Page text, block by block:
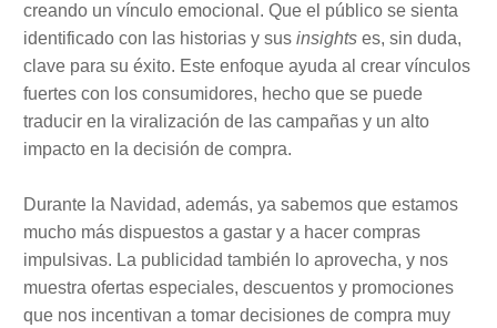
creando un vínculo emocional. Que el público se sienta
identificado con las historias y sus insights es, sin duda,
clave para su éxito. Este enfoque ayuda al crear vínculos
fuertes con los consumidores, hecho que se puede
traducir en la viralización de las campañas y un alto
impacto en la decisión de compra.
Durante la Navidad, además, ya sabemos que estamos
mucho más dispuestos a gastar y a hacer compras
impulsivas. La publicidad también lo aprovecha, y nos
muestra ofertas especiales, descuentos y promociones
que nos incentivan a tomar decisiones de compra muy